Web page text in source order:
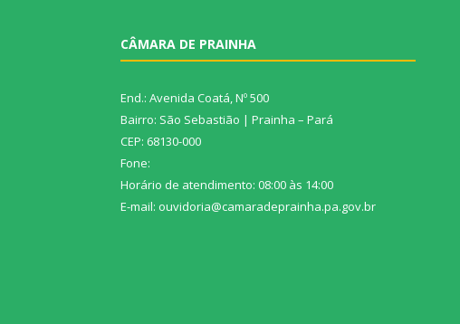
CÂMARA DE PRAINHA
End.: Avenida Coatá, Nº 500
Bairro: São Sebastião | Prainha – Pará
CEP: 68130-000
Fone:
Horário de atendimento: 08:00 às 14:00
E-mail: ouvidoria@camaradeprainha.pa.gov.br